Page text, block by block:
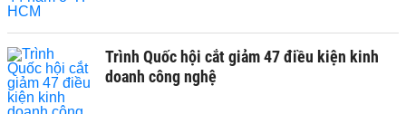
Trình Quốc hội cắt giảm 47 điều kiện kinh
doanh công nghệ